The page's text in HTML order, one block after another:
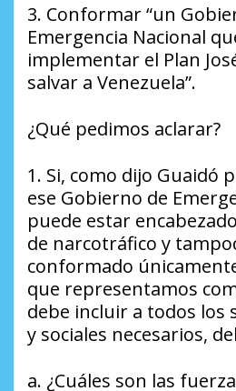
3. Conformar “un
Emergencia Nacional
implementar el Plan
salvar a Venezuela”.
¿Qué pedimos aclarar?
1. Si, como dijo Guaidó
ese Gobierno de
puede estar
de narcotráfico y
conformado
que representamos
debe incluir a todos los
y sociales necesarios,
a. ¿Cuáles son las